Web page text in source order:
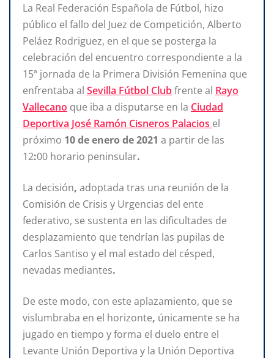
La Real Federación Española de Fútbol, hizo
público el fallo del Juez de Competición, Alberto
Peláez Rodriguez, en el que se posterga la
celebración del encuentro correspondiente a la
15ª jornada de la Primera División Femenina que
enfrentaba al Sevilla Fútbol Clubfrente al Rayo
Vallecano que iba a disputarse en la Ciudad
Deportiva José Ramón Cisneros Palacios el
próximo 10 de enero de 2021 a partir de las
12:00 horario peninsular.
La decisión, adoptada tras una reunión de la
Comisión de Crisis y Urgencias del ente
federativo, se sustenta en las dificultades de
desplazamiento que tendrían las pupilas de
Carlos Santiso y el mal estado del césped,
nevadas mediantes.
De este modo, con este aplazamiento, que se
vislumbraba en el horizonte, únicamente se ha
jugado en tiempo y forma el duelo entre el
Levante Unión Deportiva y la Unión Deportiva